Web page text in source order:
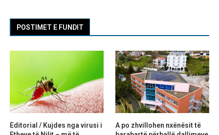
POSTIMET E FUNDIT
Editorial / Kujdes nga virusi i
A po zhvillohen nxënësit të